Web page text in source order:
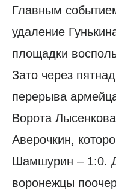
Главным
удаление
площадки
Зато через
перерыва
Ворота
Аверочкин,
Шамшурин – 1:0.
воронежцы